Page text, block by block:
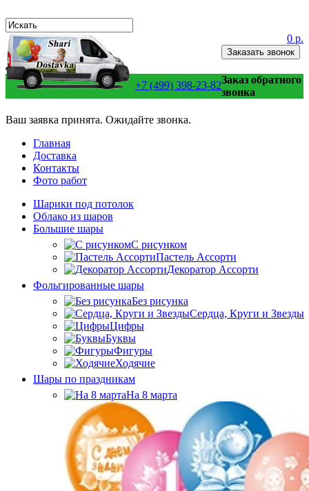
0 р.
+7 (499) 398-23-82
Заказать звонок
Заказ обратного
звонка
Ваш заявка принята. Ожидайте звонка.
Главная
Доставка
Контакты
Фото работ
Шарики под потолок
Облако из шаров
Большие шары
C рисунком
Пастель Ассорти
Декоратор Ассорти
Фольгированные шары
Без рисунка
Сердца, Круги и Звезды
Цифры
Буквы
Фигуры
Ходячие
Шары по праздникам
На 8 марта